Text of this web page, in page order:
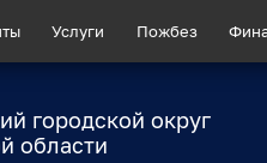
Услуги Пожбез
городской округ
области